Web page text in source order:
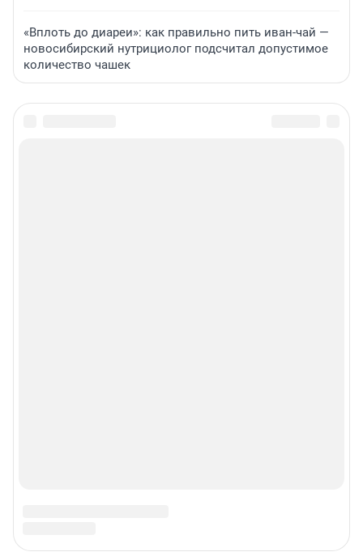
«Вплоть до диареи»: как правильно пить иван-чай —
новосибирский нутрициолог подсчитал допустимое
количество чашек